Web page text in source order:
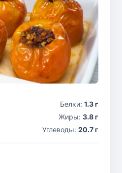
Белки: 1.3 г
Жиры: 3.8 г
Углеводы: 20.7 г